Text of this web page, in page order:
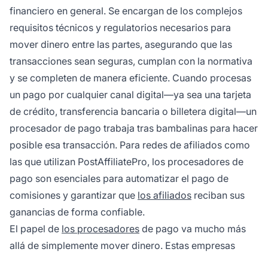
financiero en general. Se encargan de los complejos
requisitos técnicos y regulatorios necesarios para
mover dinero entre las partes, asegurando que las
transacciones sean seguras, cumplan con la normativa
y se completen de manera eficiente. Cuando procesas
un pago por cualquier canal digital—ya sea una tarjeta
de crédito, transferencia bancaria o billetera digital—un
procesador de pago trabaja tras bambalinas para hacer
posible esa transacción. Para redes de afiliados como
las que utilizan PostAffiliatePro, los procesadores de
pago son esenciales para automatizar el pago de
comisiones y garantizar que los afiliados reciban sus
ganancias de forma confiable.
El papel de los procesadores de pago va mucho más
allá de simplemente mover dinero. Estas empresas